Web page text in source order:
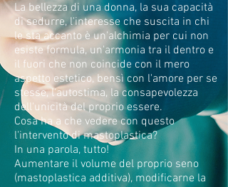
La bellezza di una donna, la sua capacità
di sedurre, l'interesse che suscita in chi
le sta accanto è un'alchimia per cui non
esiste formula, un'armonia tra il dentro e
il fuori che non coincide con il mero
aspetto estetico, bensì con l'amore per se
stesse, l'autostima, la consapevolezza
dell'unicità del proprio essere.
Cosa ha a che vedere con questo
l'intervento di mastoplastica?
In una parola, tutto!
Aumentare il volume del proprio seno
(mastoplastica additiva), modificarne la